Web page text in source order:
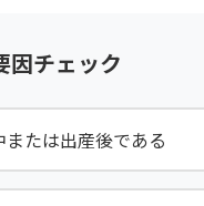
因チェック
または出産後である